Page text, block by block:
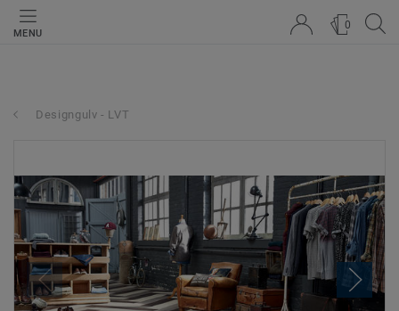
MENU
0
Designgulv - LVT